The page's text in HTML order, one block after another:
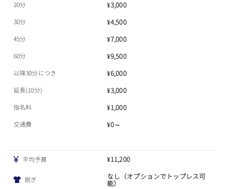
20分
¥3,000
30分 ¥4,500
45分 ¥7,000
60分 ¥9,500
以降30分につき ¥6,000
延長(10分) ¥3,000
指名料 ¥1,000
交通費 ¥0～
平均予算 ¥11,200
脱ぎ なし（オプションでトップレス可
能）